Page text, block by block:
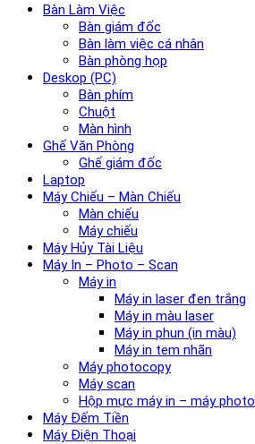
Bàn Làm Việc
Bàn giám đốc
Bàn làm việc cá nhân
Bàn phòng họp
Deskop (PC)
Bàn phím
Chuột
Màn hình
Ghế Văn Phòng
Ghế giám đốc
Laptop
Máy Chiếu – Màn Chiếu
Màn chiếu
Máy chiếu
Máy Hủy Tài Liệu
Máy In – Photo – Scan
Máy in
Máy in laser đen trắng
Máy in màu laser
Máy in phun (in màu)
Máy in tem nhãn
Máy photocopy
Máy scan
Hộp mực máy in – máy photo
Máy Đếm Tiền
Máy Điện Thoại